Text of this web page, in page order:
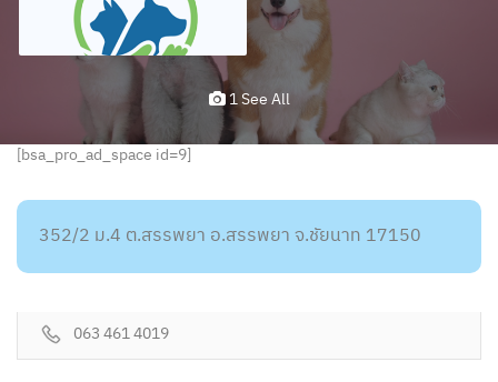
1 See All
[bsa_pro_ad_space id=9]
352/2 ม.4 ต.สรรพยา อ.สรรพยา จ.ชัยนาท 17150
063 461 4019